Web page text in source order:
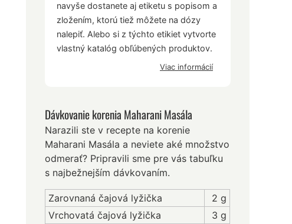
navyše dostanete aj etiketu s popisom a
zložením, ktorú tiež môžete na dózy
nalepiť. Alebo si z týchto etikiet vytvorte
vlastný katalóg obľúbených produktov.
Viac informácií
Dávkovanie korenia Maharani Masála
Narazili ste v recepte na korenie
Maharani Masála a neviete aké množstvo
odmerať? Pripravili sme pre vás tabuľku
s najbežnejším dávkovaním.
Zarovnaná čajová lyžička
2 g
Vrchovatá čajová lyžička
3 g